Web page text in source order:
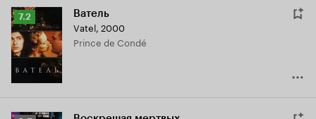
Рейтинг
Кинопоиска
7.2
7.2 Ватель
Vatel, 2000
Prince de Condé